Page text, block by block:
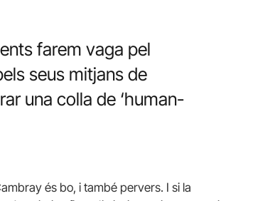
farem vaga pel
seus mitjans de
una colla de ‘human-
és bo, i també pervers. I si la